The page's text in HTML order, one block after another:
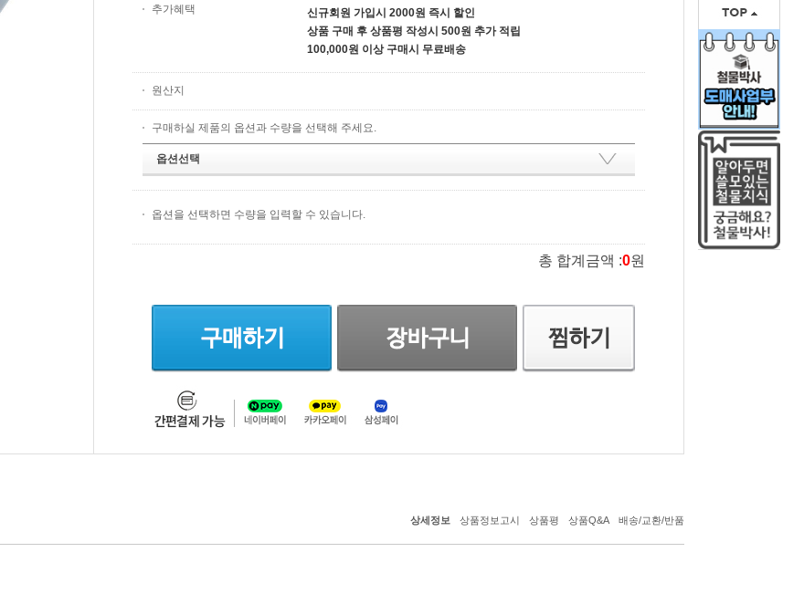
추가혜택
신규회원 가입시 2000원 즉시 할인
상품 구매 후 상품평 작성시 500원 추가 적립
100,000원 이상 구매시 무료배송
원산지
구매하실 제품의 옵션과 수량을 선택해 주세요.
옵션선택
옵션을 선택하면 수량을 입력할 수 있습니다.
총 합계금액 :0원
상세정보 상품정보고시 상품평 상품Q&A 배송/교환/반품